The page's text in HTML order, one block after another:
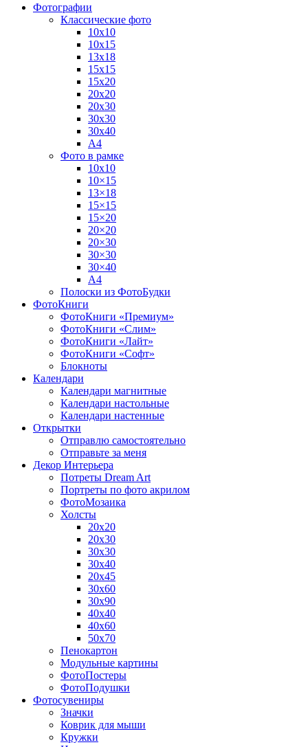
Фотографии
Классические фото
10х10
10х15
13х18
15х15
15х20
20х20
20х30
30х30
30х40
А4
Фото в рамке
10х10
10×15
13×18
15×15
15×20
20×20
20×30
30×30
30×40
A4
Полоски из ФотоБудки
ФотоКниги
ФотоКниги «Премиум»
ФотоКниги «Слим»
ФотоКниги «Лайт»
ФотоКниги «Софт»
Блокноты
Календари
Календари магнитные
Календари настольные
Календари настенные
Открытки
Отправлю самостоятельно
Отправьте за меня
Декор Интерьера
Потреты Dream Art
Портреты по фото акрилом
ФотоМозаика
Холсты
20х20
20х30
30х30
30х40
20х45
30х60
30х90
40х40
40х60
50х70
Пенокартон
Модульные картины
ФотоПостеры
ФотоПодушки
Фотоcувениры
Значки
Коврик для мыши
Кружки